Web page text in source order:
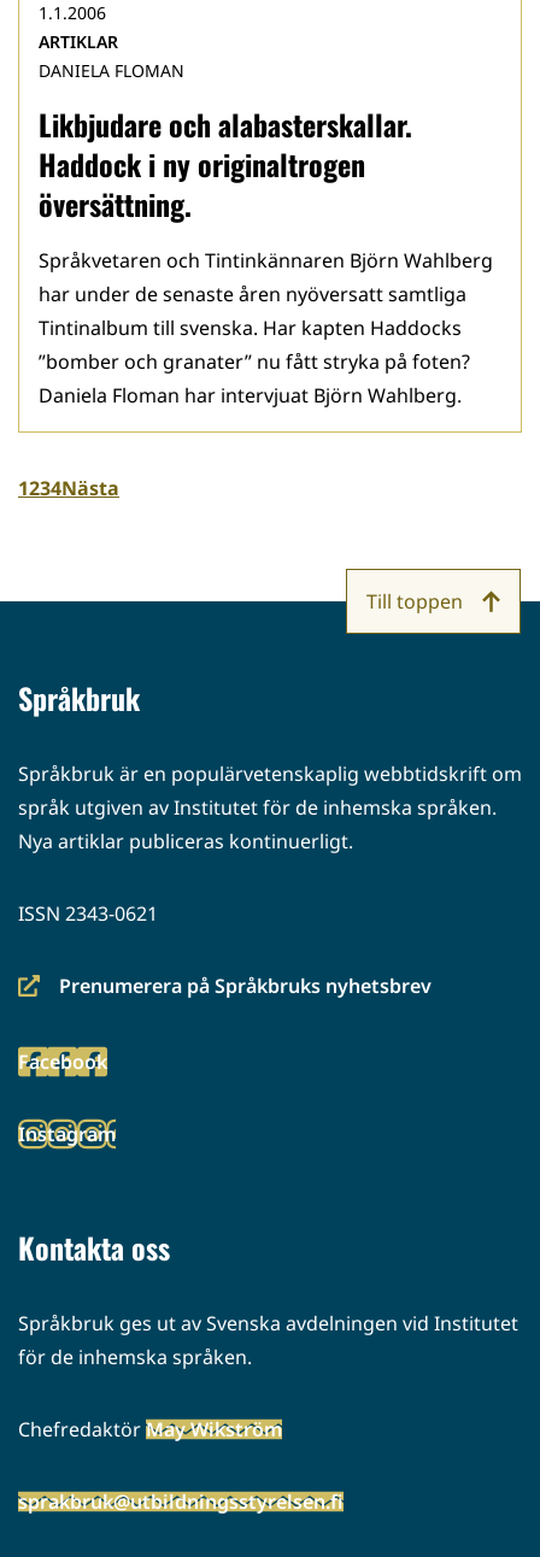
Likbjudare och alabasterskallar.
Haddock i ny originaltrogen
översättning.
1.1.2006
ARTIKLAR
DANIELA FLOMAN
Språkvetaren och Tintinkännaren Björn Wahlberg
har under de senaste åren nyöversatt samtliga
Tintinalbum till svenska. Har kapten Haddocks
”bomber och granater” nu fått stryka på foten?
Daniela Floman har intervjuat Björn Wahlberg.
1234Nästa
Språkbruk
Språkbruk är en populärvetenskaplig webbtidskrift om
språk utgiven av Institutet för de inhemska språken.
Nya artiklar publiceras kontinuerligt.
ISSN 2343-0621
Prenumerera på Språkbruks nyhetsbrev
(siirryt
palveluun)
Facebook
(siirryt
palveluun)
Instagram
(siirryt
Kontakta oss
Språkbruk ges ut av Svenska avdelningen vid Institutet
för de inhemska språken.
ChefredaktörMay Wikström
sprakbruk@utbildningsstyrelsen.fi
Till toppen